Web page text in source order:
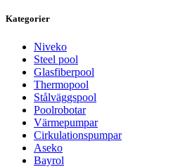
Kategorier
Niveko
Steel pool
Glasfiberpool
Thermopool
Stålväggspool
Poolrobotar
Värmepumpar
Cirkulationspumpar
Aseko
Bayrol